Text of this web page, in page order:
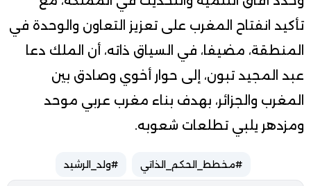
تأكيد انفتاح المغرب على تعزيز التعاون والوحدة في
المنطقة، مضيفا، في السياق ذاته، أن الملك دعا
عبد المجيد تبون، إلى حوار أخوي وصادق بين
المغرب والجزائر، بهدف بناء مغرب عربي موحد
ومزدهر يلبي تطلعات شعوبه.
#مخطط_الحكم_الذاتي #ولد_الرشيد